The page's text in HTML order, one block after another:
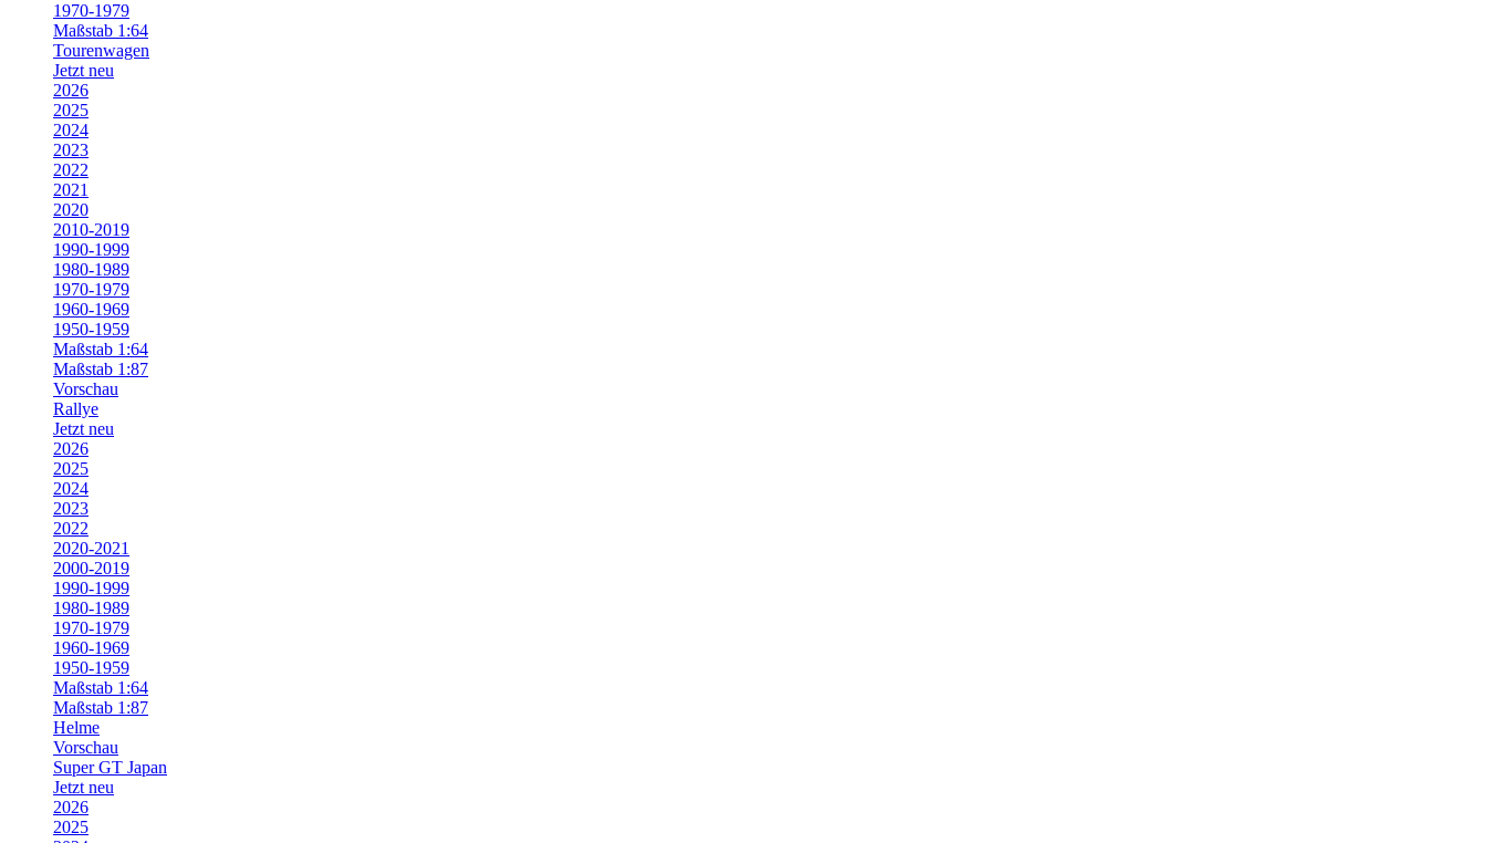
1970-1979
Maßstab 1:64
Tourenwagen
Jetzt neu
2026
2025
2024
2023
2022
2021
2020
2010-2019
1990-1999
1980-1989
1970-1979
1960-1969
1950-1959
Maßstab 1:64
Maßstab 1:87
Vorschau
Rallye
Jetzt neu
2026
2025
2024
2023
2022
2020-2021
2000-2019
1990-1999
1980-1989
1970-1979
1960-1969
1950-1959
Maßstab 1:64
Maßstab 1:87
Helme
Vorschau
Super GT Japan
Jetzt neu
2026
2025